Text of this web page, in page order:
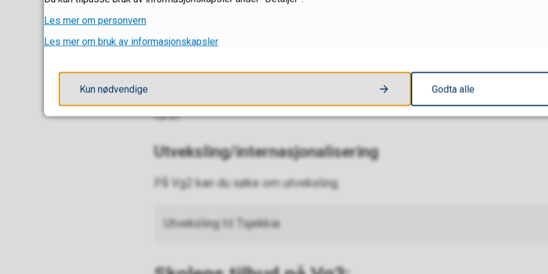
Skolen er utstyrt med eget konditori/bakeri som oppfyller kravene for å
Vi har et tett samarbeid med det lokale næringslivet. I tillegg til
turer.
Utveksling/internasjonalisering
På Vg2 kan du søke om utveksling.
Utveksling til Tsjekkia
Les mer om personvern
Les mer om bruk av informasjonskapsler
Kun nødvendige Godta alle